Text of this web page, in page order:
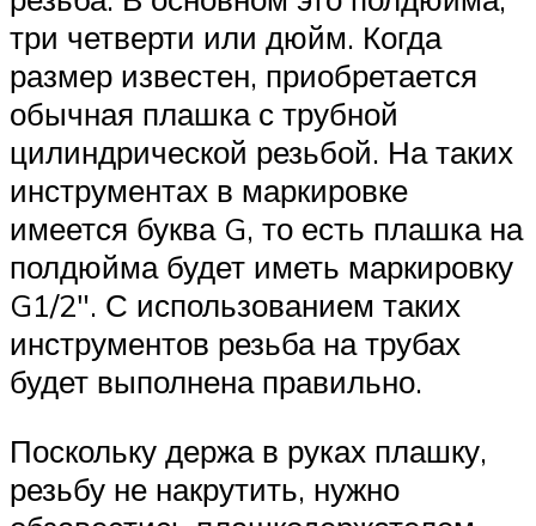
три четверти или дюйм. Когда
размер известен, приобретается
обычная плашка с трубной
цилиндрической резьбой. На таких
инструментах в маркировке
имеется буква G, то есть плашка на
полдюйма будет иметь маркировку
G1/2″. С использованием таких
инструментов резьба на трубах
будет выполнена правильно.
Поскольку держа в руках плашку,
резьбу не накрутить, нужно